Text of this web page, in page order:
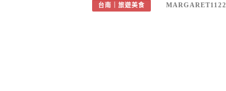
台南｜旅遊美食 MARGARET1122